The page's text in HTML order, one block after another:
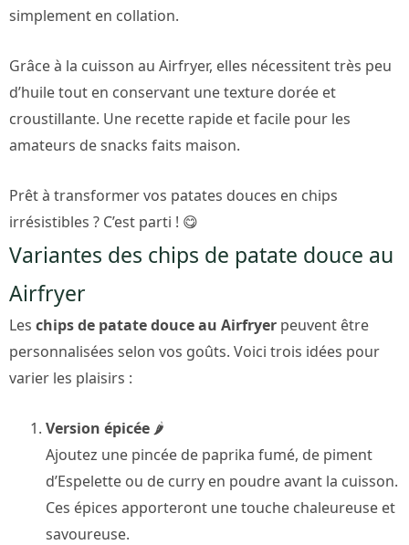
simplement en collation.
Grâce à la cuisson au Airfryer, elles nécessitent très peu
d’huile tout en conservant une texture dorée et
croustillante. Une recette rapide et facile pour les
amateurs de snacks faits maison.
Prêt à transformer vos patates douces en chips
irrésistibles ? C’est parti ! 😋
Variantes des chips de patate douce au
Airfryer
Les chips de patate douce au Airfryer peuvent être
personnalisées selon vos goûts. Voici trois idées pour
varier les plaisirs :
Version épicée 🌶️
Ajoutez une pincée de paprika fumé, de piment
d’Espelette ou de curry en poudre avant la cuisson.
Ces épices apporteront une touche chaleureuse et
savoureuse.